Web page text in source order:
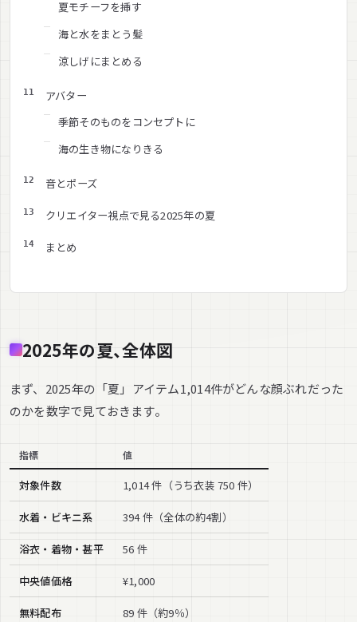
夏モチーフを挿す
海と水をまとう髪
涼しげにまとめる
アバター
季節そのものをコンセプトに
海の生き物になりきる
音とポーズ
クリエイター視点で見る2025年の夏
まとめ
2025年の夏、全体図
まず、2025年の「夏」アイテム1,014件がどんな顔ぶれだった
のかを数字で見ておきます。
指標 値
対象件数 1,014 件（うち衣装 750 件）
水着・ビキニ系 394 件（全体の約4割）
浴衣・着物・甚平 56 件
中央値価格 ¥1,000
無料配布 89 件（約9％）